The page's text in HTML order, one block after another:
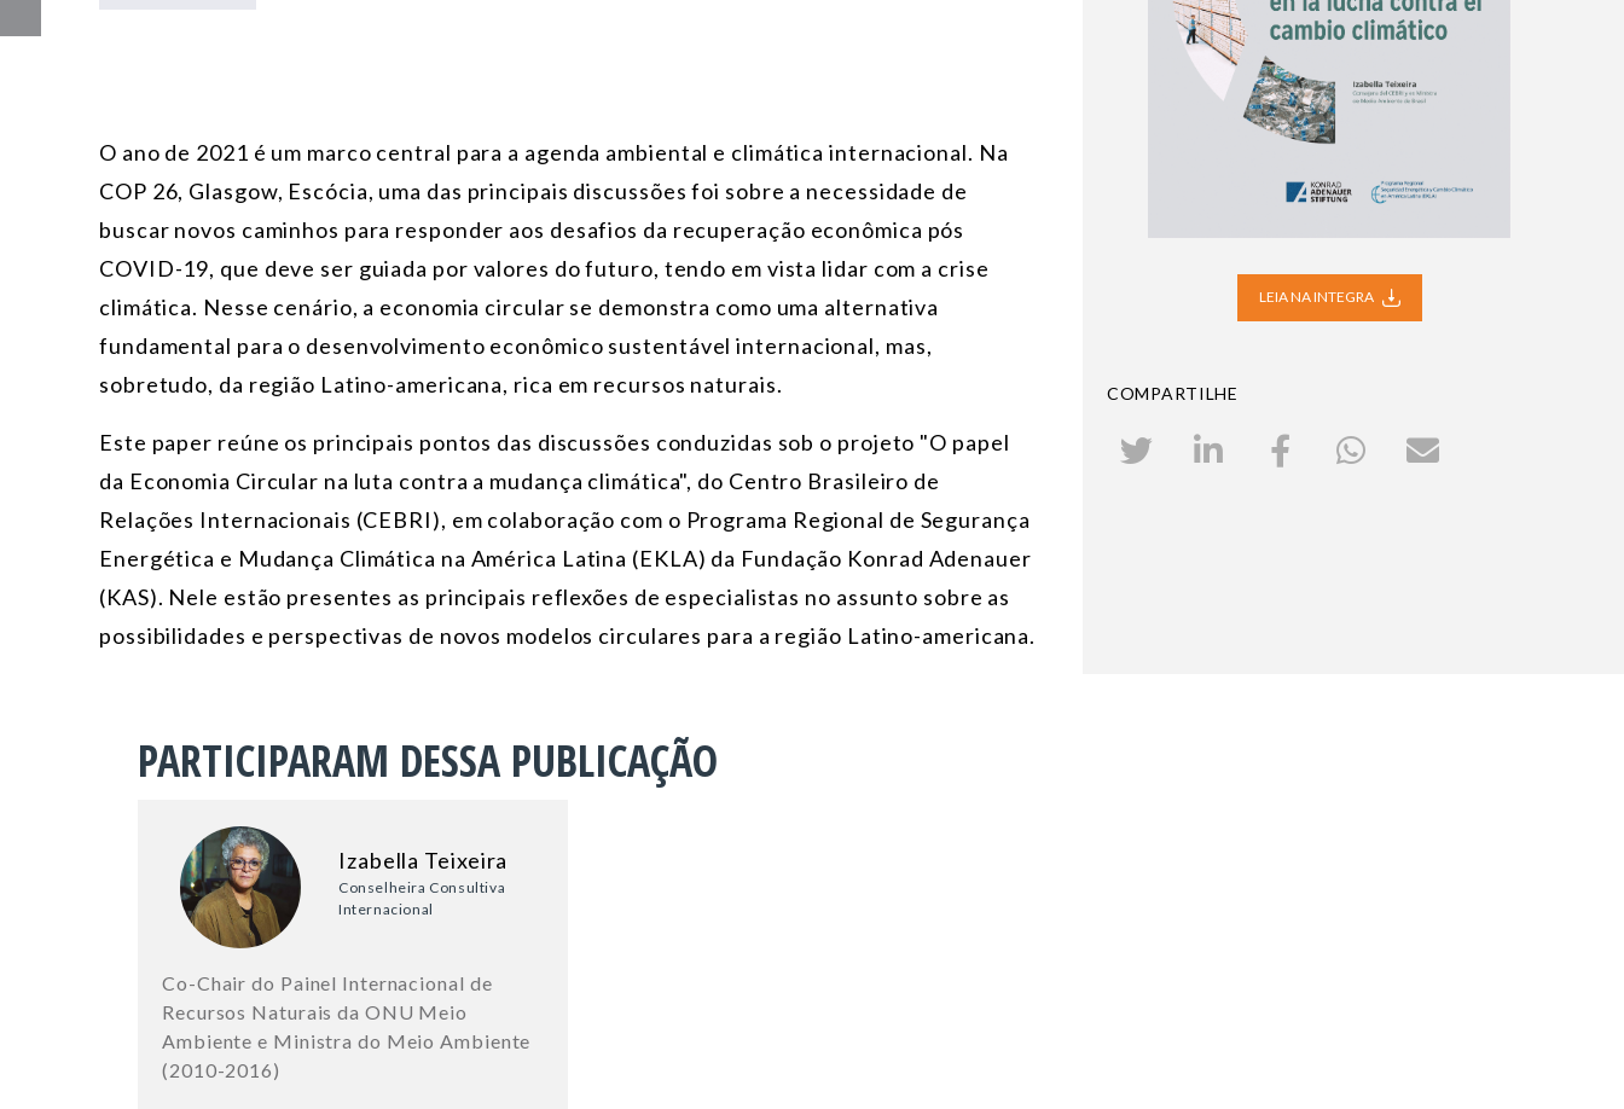
O ano de 2021 é um marco central para a agenda ambiental e climática internacional. Na
COP 26, Glasgow, Escócia, uma das principais discussões foi sobre a necessidade de
buscar novos caminhos para responder aos desafios da recuperação econômica pós
COVID-19, que deve ser guiada por valores do futuro, tendo em vista lidar com a crise
climática. Nesse cenário, a economia circular se demonstra como uma alternativa
fundamental para o desenvolvimento econômico sustentável internacional, mas,
sobretudo, da região Latino-americana, rica em recursos naturais.
Este paper reúne os principais pontos das discussões conduzidas sob o projeto "O papel
da Economia Circular na luta contra a mudança climática", do Centro Brasileiro de
Relações Internacionais (CEBRI), em colaboração com o Programa Regional de Segurança
Energética e Mudança Climática na América Latina (EKLA) da Fundação Konrad Adenauer
(KAS). Nele estão presentes as principais reflexões de especialistas no assunto sobre as
possibilidades e perspectivas de novos modelos circulares para a região Latino-americana.
LEIA NA INTEGRA
COMPARTILHE
PARTICIPARAM DESSA PUBLICAÇÃO
Izabella Teixeira
Conselheira Consultiva
Internacional
Co-Chair do Painel Internacional de
Recursos Naturais da ONU Meio
Ambiente e Ministra do Meio Ambiente
(2010-2016)